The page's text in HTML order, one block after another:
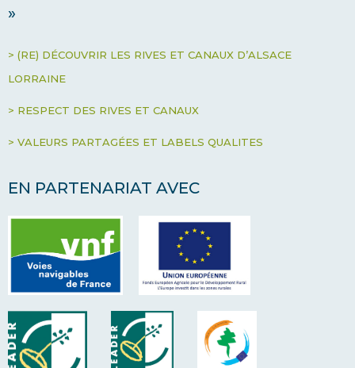
»
> (RE) DÉCOUVRIR LES RIVES ET CANAUX D’ALSACE
LORRAINE
> RESPECT DES RIVES ET CANAUX
> VALEURS PARTAGÉES ET LABELS QUALITES
EN PARTENARIAT AVEC